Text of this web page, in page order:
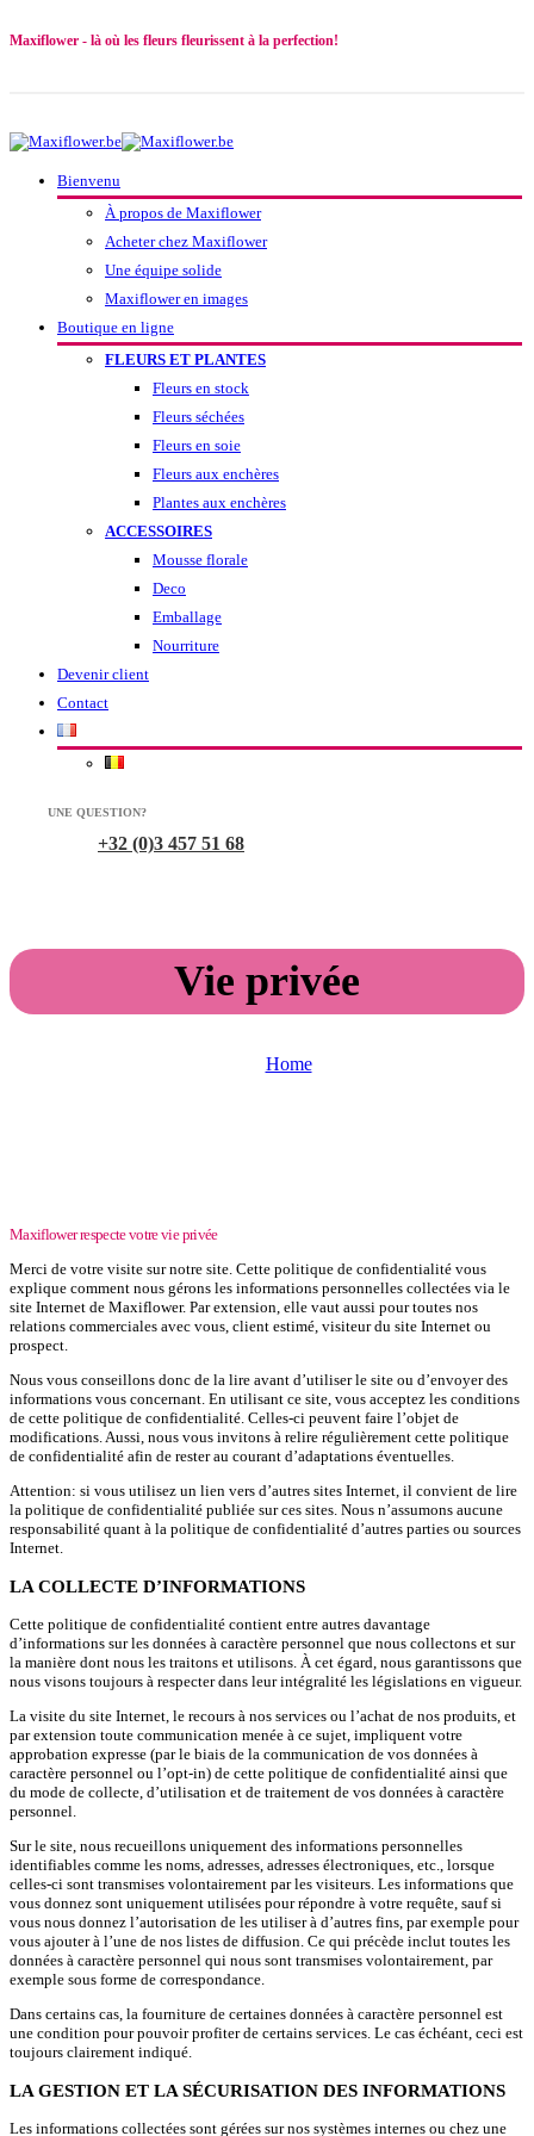
Maxiflower - là où les fleurs fleurissent à la perfection!
Bienvenu
À propos de Maxiflower
Acheter chez Maxiflower
Une équipe solide
Maxiflower en images
Boutique en ligne
FLEURS ET PLANTES
Fleurs en stock
Fleurs séchées
Fleurs en soie
Fleurs aux enchères
Plantes aux enchères
ACCESSOIRES
Mousse florale
Deco
Emballage
Nourriture
Devenir client
Contact
UNE QUESTION?
+32 (0)3 457 51 68
Vie privée
Home
Maxiflower respecte votre vie privée
Merci de votre visite sur notre site. Cette politique de confidentialité vous
explique comment nous gérons les informations personnelles collectées via le
site Internet de Maxiflower. Par extension, elle vaut aussi pour toutes nos
relations commerciales avec vous, client estimé, visiteur du site Internet ou
prospect.
Nous vous conseillons donc de la lire avant d’utiliser le site ou d’envoyer des
informations vous concernant. En utilisant ce site, vous acceptez les conditions
de cette politique de confidentialité. Celles-ci peuvent faire l’objet de
modifications. Aussi, nous vous invitons à relire régulièrement cette politique
de confidentialité afin de rester au courant d’adaptations éventuelles.
Attention: si vous utilisez un lien vers d’autres sites Internet, il convient de lire
la politique de confidentialité publiée sur ces sites. Nous n’assumons aucune
responsabilité quant à la politique de confidentialité d’autres parties ou sources
Internet.
LA COLLECTE D’INFORMATIONS
Cette politique de confidentialité contient entre autres davantage
d’informations sur les données à caractère personnel que nous collectons et sur
la manière dont nous les traitons et utilisons. À cet égard, nous garantissons que
nous visons toujours à respecter dans leur intégralité les législations en vigueur.
La visite du site Internet, le recours à nos services ou l’achat de nos produits, et
par extension toute communication menée à ce sujet, impliquent votre
approbation expresse (par le biais de la communication de vos données à
caractère personnel ou l’opt-in) de cette politique de confidentialité ainsi que
du mode de collecte, d’utilisation et de traitement de vos données à caractère
personnel.
Sur le site, nous recueillons uniquement des informations personnelles
identifiables comme les noms, adresses, adresses électroniques, etc., lorsque
celles-ci sont transmises volontairement par les visiteurs. Les informations que
vous donnez sont uniquement utilisées pour répondre à votre requête, sauf si
vous nous donnez l’autorisation de les utiliser à d’autres fins, par exemple pour
vous ajouter à l’une de nos listes de diffusion. Ce qui précède inclut toutes les
données à caractère personnel qui nous sont transmises volontairement, par
exemple sous forme de correspondance.
Dans certains cas, la fourniture de certaines données à caractère personnel est
une condition pour pouvoir profiter de certains services. Le cas échéant, ceci est
toujours clairement indiqué.
LA GESTION ET LA SÉCURISATION DES INFORMATIONS
Les informations collectées sont gérées sur nos systèmes internes ou chez une